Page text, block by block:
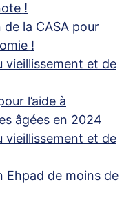
!
de la CASA pour
!
vieillissement et de
l’aide à
âgées en 2024
vieillissement et de
Ehpad de moins de